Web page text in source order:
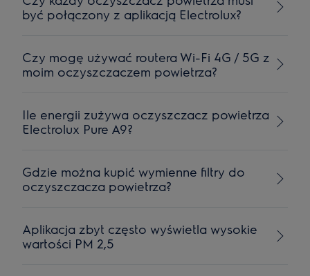
być połączony z aplikacją Electrolux?
Czy mogę używać routera Wi-Fi 4G / 5G z
moim oczyszczaczem powietrza?
Ile energii zużywa oczyszczacz powietrza
Electrolux Pure A9?
Gdzie można kupić wymienne filtry do
oczyszczacza powietrza?
Aplikacja zbyt często wyświetla wysokie
wartości PM 2,5